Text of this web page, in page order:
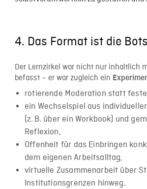
4. Das Format ist die
Der Lernzirkel war nicht nur inhaltlich
befasst – er war zugleich ein
rotierende Moderation statt
ein Wechselspiel aus
(z. B. über ein Workbook) und
Reflexion,
Offenheit für das Einbringen
dem eigenen Arbeitsalltag,
virtuelle Zusammenarbeit über
Institutionsgrenzen hinweg.